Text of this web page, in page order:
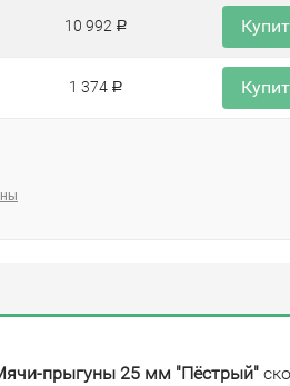
10 992 Р
1 374 Р
прыгуны 25 мм "Пёстрый"